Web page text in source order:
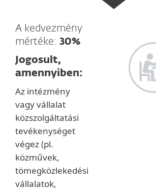
A kedvezmény
mértéke: 30%
Jogosult,
amennyiben:
Az intézmény
vagy vállalat
közszolgáltatási
tevékenységet
végez (pl.
közművek,
tömegközlekedési
vállalatok,